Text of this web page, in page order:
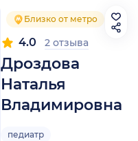
Близко от метро
Дроздова
Наталья
Владимировна
4.0 2 отзыва
педиатр